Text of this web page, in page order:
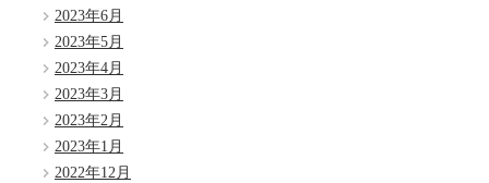
2023年6月
2023年5月
2023年4月
2023年3月
2023年2月
2023年1月
2022年12月